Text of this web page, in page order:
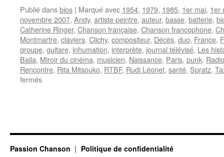
Publié dansbios | Marqué avec 1954, 1979, 1985, 1er mai, 1er
novembre 2007, Andy, artiste peintre, auteur, basse, batterie,
Catherine Ringer, Chanson française, Chanson francophone,
Montmartre, claviers, Clichy, compositeur, Décès, duo, France,
groupe, guitare, inhumation, interprète, journal télévisé, Les
Baila, Miroir du cinéma, musicien, Naissance, Paris, punk,
Rencontre, Rita Mitsouko, RTBF, Rudi Léonet, santé, Spratz,
ferméssur
Passion Chanson Politique de confidentialité